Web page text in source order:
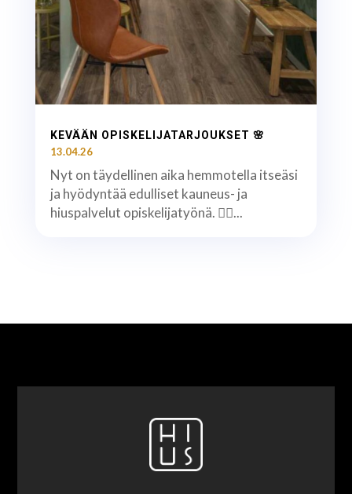
KEVÄÄN OPISKELIJATARJOUKSET 🌸
13.04.26
Nyt on täydellinen aika hemmotella itseäsi
ja hyödyntää edulliset kauneus- ja
hiuspalvelut opiskelijatyönä. 💇‍♀️...